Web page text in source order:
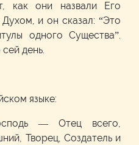
как они назвали Его
и он сказал: “Это
одного Существа”.
день.
языке:
— Отец всего,
Творец, Создатель и